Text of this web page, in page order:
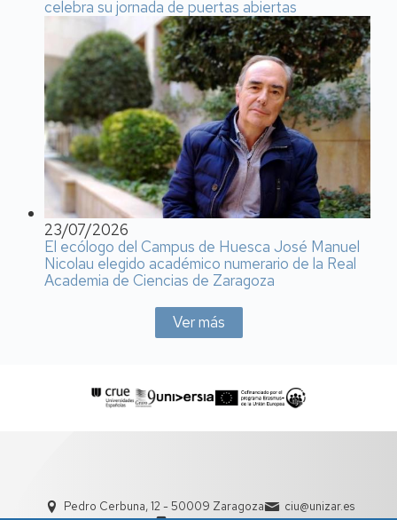
celebra su jornada de puertas abiertas
23/07/2026
El ecólogo del Campus de Huesca José Manuel
Nicolau elegido académico numerario de la Real
Academia de Ciencias de Zaragoza
Ver más
Pedro Cerbuna, 12 - 50009 Zaragoza
ciu@unizar.es